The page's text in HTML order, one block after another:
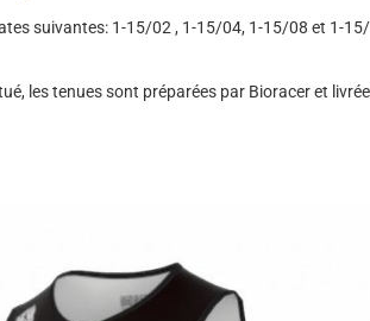
suivantes: 1-15/02 , 1-15/04, 1-15/08 et 1-
les tenues sont préparées par Bioracer et